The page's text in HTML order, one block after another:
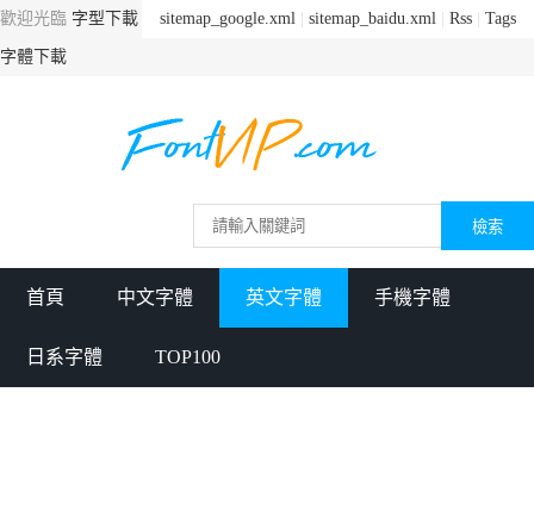
sitemap_google.xml sitemap_baidu.xml Rss Tags
歡迎光臨 字型下載
字體下載
首頁 中文字體 英文字體 手機字體
日系字體 TOP100